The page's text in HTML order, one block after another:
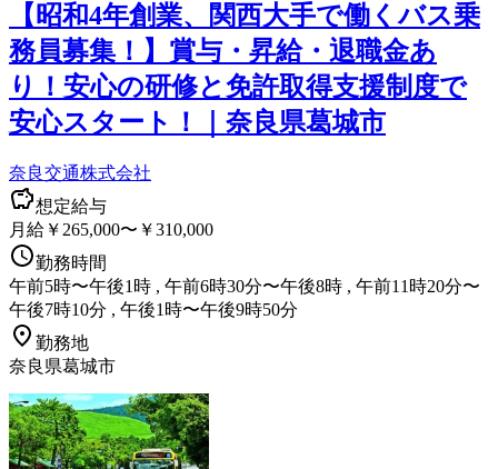
【昭和4年創業、関西大手で働くバス乗
務員募集！】賞与・昇給・退職金あ
り！安心の研修と免許取得支援制度で
安心スタート！｜奈良県葛城市
奈良交通株式会社
想定給与
月給￥265,000〜￥310,000
勤務時間
午前5時〜午後1時 , 午前6時30分〜午後8時 , 午前11時20分〜
午後7時10分 , 午後1時〜午後9時50分
勤務地
奈良県葛城市